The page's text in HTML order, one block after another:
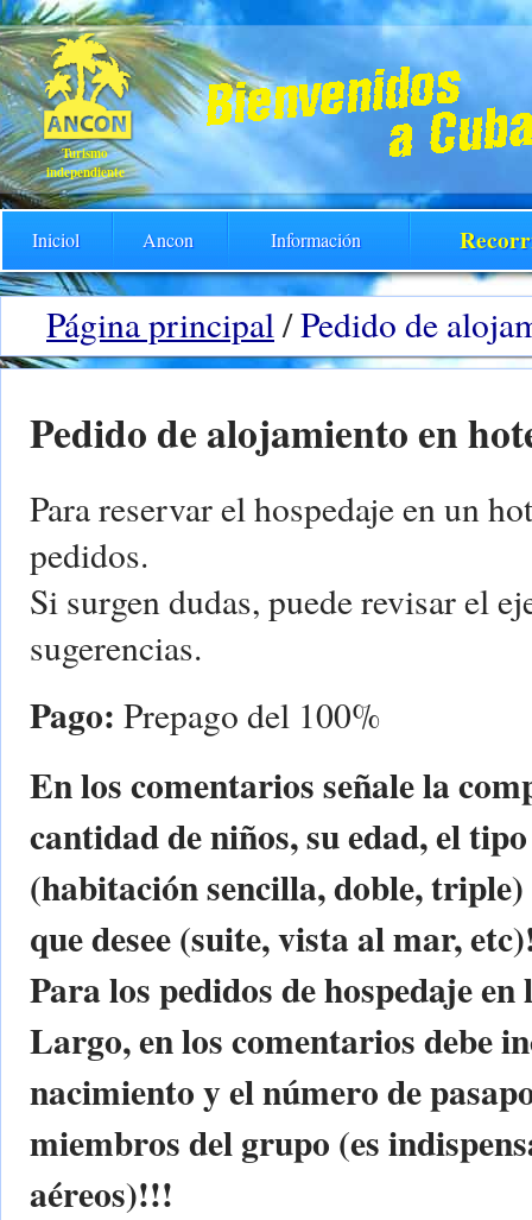
Turismo
independiente
Iniciol Ancon Información
Página principal/Pedido de
Pedido de alojamiento en
Para reservar el hospedaje en un
pedidos.
Si surgen dudas, puede revisar el
sugerencias.
Pago: Prepago del 100%
En los comentarios señale la
cantidad de niños, su edad, el
(habitación sencilla, doble,
que desee (suite, vista al mar,
Para los pedidos de hospedaje en
Largo, en los comentarios debe
nacimiento y el número de
miembros del grupo (es
aéreos)!!!